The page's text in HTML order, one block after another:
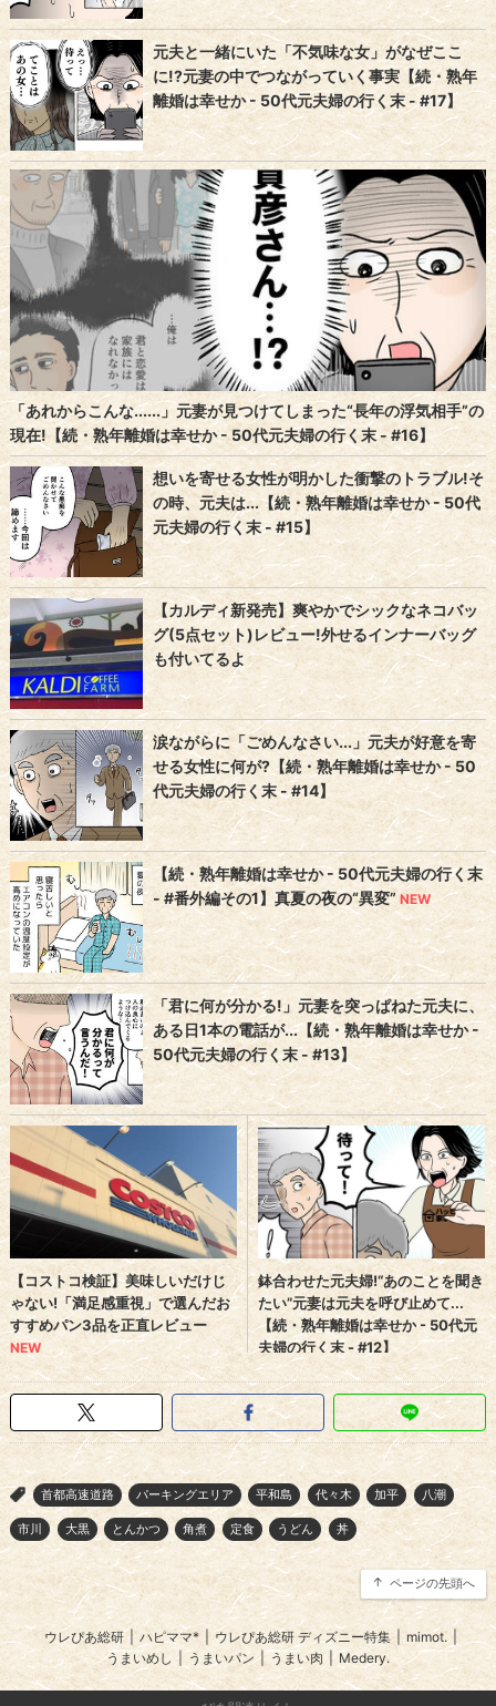
> 首都高速道路 パーキングエリア 平和島 代々木 加平 八潮
市川 大黒 とんかつ 角煮 定食 うどん 丼
ページの先頭へ
ウレぴあ総研 ハピママ* ウレぴあ総研 ディズニー特集 mimot.
うまいめし | うまいパン | うまい肉 | Medery.